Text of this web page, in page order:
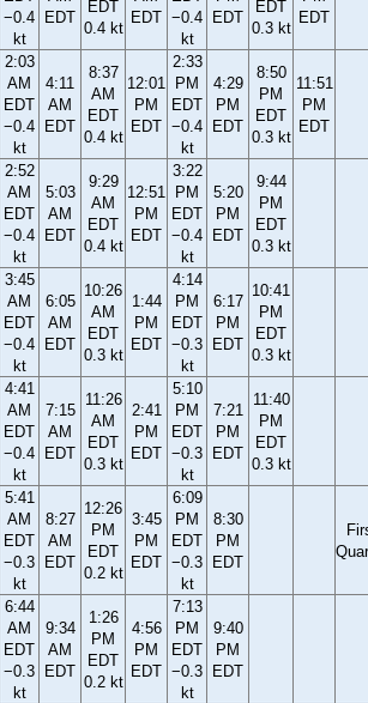
−0.4
kt
EDT
EDT
0.4 kt
EDT −0.4
kt
EDT
EDT
0.3 kt
EDT
2:03
AM
EDT
−0.4
kt
4:11
AM
EDT
8:37
AM
EDT
0.4 kt
12:01
PM
EDT
2:33
PM
EDT
−0.4
kt
4:29
PM
EDT
8:50
PM
EDT
0.3 kt
11:51
PM
EDT
2:52
AM
EDT
−0.4
kt
5:03
AM
EDT
9:29
AM
EDT
0.4 kt
12:51
PM
EDT
3:22
PM
EDT
−0.4
kt
5:20
PM
EDT
9:44
PM
EDT
0.3 kt
3:45
AM
EDT
−0.4
kt
6:05
AM
EDT
10:26
AM
EDT
0.3 kt
1:44
PM
EDT
4:14
PM
EDT
−0.3
kt
6:17
PM
EDT
10:41
PM
EDT
0.3 kt
4:41
AM
EDT
−0.4
kt
7:15
AM
EDT
11:26
AM
EDT
0.3 kt
2:41
PM
EDT
5:10
PM
EDT
−0.3
kt
7:21
PM
EDT
11:40
PM
EDT
0.3 kt
5:41
AM
EDT
−0.3
kt
8:27
AM
EDT
12:26
PM
EDT
0.2 kt
3:45
PM
EDT
6:09
PM
EDT
−0.3
kt
8:30
PM
EDT
6:44
AM
EDT
−0.3
kt
9:34
AM
EDT
1:26
PM
EDT
0.2 kt
4:56
PM
EDT
7:13
PM
EDT
−0.3
kt
9:40
PM
EDT